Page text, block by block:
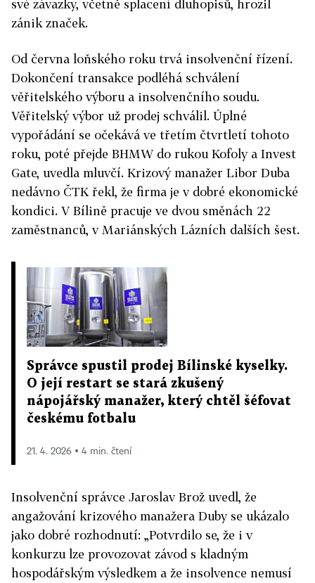
své závazky, včetně splacení dluhopisů, hrozil
zánik značek.
Od června loňského roku trvá insolvenční řízení.
Dokončení transakce podléhá schválení
věřitelského výboru a insolvenčního soudu.
Věřitelský výbor už prodej schválil. Úplné
vypořádání se očekává ve třetím čtvrtletí tohoto
roku, poté přejde BHMW do rukou Kofoly a Invest
Gate, uvedla mluvčí. Krizový manažer Libor Duba
nedávno ČTK řekl, že firma je v dobré ekonomické
kondici. V Bílině pracuje ve dvou směnách 22
zaměstnanců, v Mariánských Lázních dalších šest.
Správce spustil prodej Bílinské kyselky.
O její restart se stará zkušený
nápojářský manažer, který chtěl šéfovat
českému fotbalu
21. 4. 2026 ▪ 4 min. čtení
Insolvenční správce Jaroslav Brož uvedl, že
angažování krizového manažera Duby se ukázalo
jako dobré rozhodnutí: „Potvrdilo se, že i v
konkurzu lze provozovat závod s kladným
hospodářským výsledkem a že insolvence nemusí